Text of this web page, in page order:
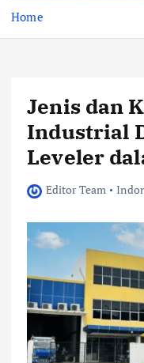
Home
Jenis dan
Industrial
Leveler
Editor Team